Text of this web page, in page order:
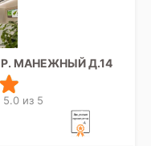
МАНЕЖНЫЙ Д.14
5.0 из 5